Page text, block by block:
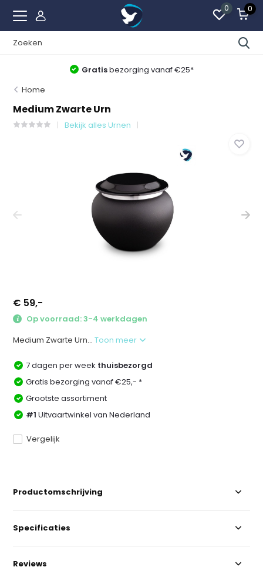
0 0
Gratisbezorging vanaf €25*
Home
Medium Zwarte Urn
Bekijk alles Urnen
€ 59,-
Op voorraad: 3-4 werkdagen
Medium Zwarte Urn...Toon meer
7 dagen per week thuisbezorgd
Gratis bezorging vanaf €25,- *
Grootste assortiment
#1 Uitvaartwinkel van Nederland
Vergelijk
Productomschrijving
Specificaties
Reviews